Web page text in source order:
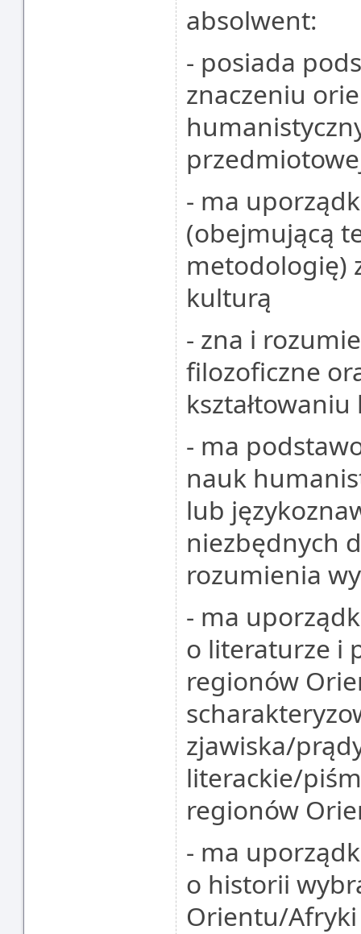
absolwent:
- posiada
znaczeniu
- ma
(obejmującą
metodologię)
kulturą
- zna i
filozoficzne
- ma
nauk
lub
niezbędnych
rozumienia
- ma
o literaturze i
regionów
zjawiska/
literackie/
regionów
- ma
o historii
Orientu/Afryki